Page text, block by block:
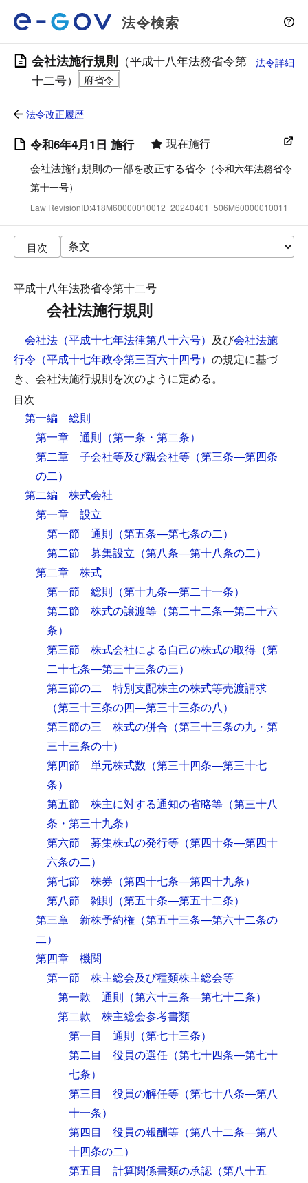
法令検索
会社法施行規則 （平成十八年法務省令第
十二号）
法令詳細
法令改正履歴
令和6年4月1日 施行 現在施行
会社法施行規則の一部を改正する省令 （令和六年法務省令
第十一号）
Law RevisionID:418M60000010012_20240401_506M60000010011
目次
平成十八年法務省令第十二号
会社法施行規則
会社法（平成十七年法律第八十六号） 及び会社法施
行令（平成十七年政令第三百六十四号） の規定に基づ
き、会社法施行規則を次のように定める。
目次
第一編 総則
第一章 通則 （第一条・第二条）
第二章 子会社等及び親会社等 （第三条―第四条
の二）
第二編 株式会社
第一章 設立
第一節 通則 （第五条―第七条の二）
第二節 募集設立 （第八条―第十八条の二）
第二章 株式
第一節 総則 （第十九条―第二十一条）
第二節 株式の譲渡等 （第二十二条―第二十六
条）
第三節 株式会社による自己の株式の取得 （第
二十七条―第三十三条の三）
第三節の二 特別支配株主の株式等売渡請求
（第三十三条の四―第三十三条の八）
第三節の三 株式の併合 （第三十三条の九・第
三十三条の十）
第四節 単元株式数 （第三十四条―第三十七
条）
第五節 株主に対する通知の省略等 （第三十八
条・第三十九条）
第六節 募集株式の発行等 （第四十条―第四十
六条の二）
第七節 株券 （第四十七条―第四十九条）
第八節 雑則 （第五十条―第五十二条）
第三章 新株予約権 （第五十三条―第六十二条の
二）
第四章 機関
第一節 株主総会及び種類株主総会等
第一款 通則 （第六十三条―第七十二条）
第二款 株主総会参考書類
第一目 通則 （第七十三条）
第二目 役員の選任 （第七十四条―第七十
七条）
第三目 役員の解任等 （第七十八条―第八
十一条）
第四目 役員の報酬等 （第八十二条―第八
十四条の二）
第五目 計算関係書類の承認 （第八十五